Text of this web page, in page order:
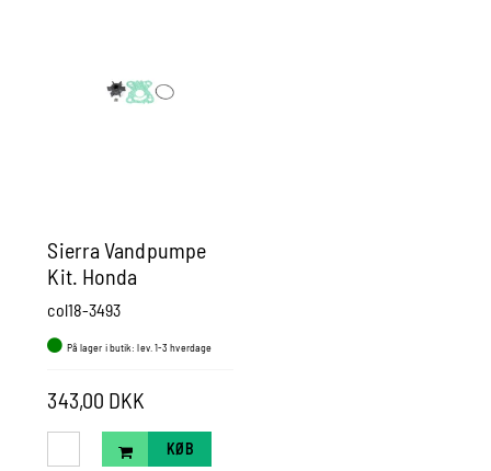
Sierra Vandpumpe
Kit. Honda
col18-3493
På lager i butik: lev. 1-3 hverdage
343,00 DKK
KØB